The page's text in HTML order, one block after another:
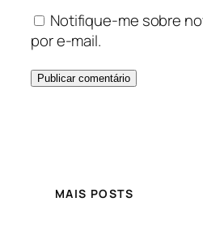
Notifique-me sobre
por e-mail.
MAIS POSTS